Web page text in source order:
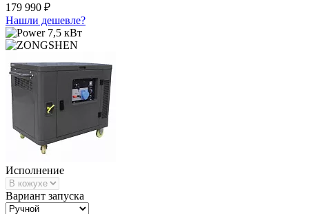
179 990 ₽
Нашли дешевле?
7,5 кВт
Исполнение
Вариант запуска